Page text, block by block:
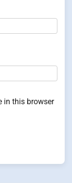
in this browser